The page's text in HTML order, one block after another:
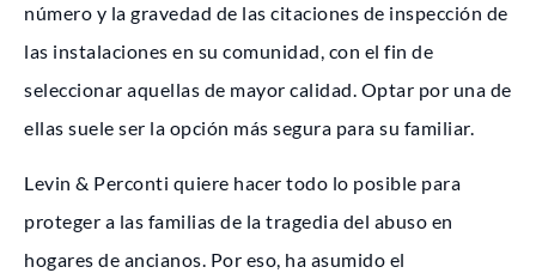
número y la gravedad de las citaciones de inspección de
las instalaciones en su comunidad, con el fin de
seleccionar aquellas de mayor calidad. Optar por una de
ellas suele ser la opción más segura para su familiar.
Levin & Perconti quiere hacer todo lo posible para
proteger a las familias de la tragedia del abuso en
hogares de ancianos. Por eso, ha asumido el